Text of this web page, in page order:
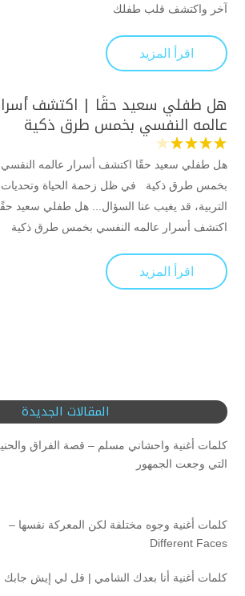
آخر واكتشف قلب طفلك
اقرأ المزيد
هل طفلي سعيد حقًا | اكتشف
عالمه النفسي بخمس طرق ذكية
هل طفلي سعيد حقًا اكتشف أسرار عالمه النفسي
بخمس طرق ذكية في ظل زحمة الحياة وتحديات
التربية، قد يغيب عنا السؤال... هل طفلي سعيد
اكتشف أسرار عالمه النفسي بخمس طرق ذكية
اقرأ المزيد
المقالات الجديدة
كلمات أغنية واحشاني مسلم – قصة الفراق
التي وجعت الجمهور
كلمات أغنية وجوه مختلفة لكن المعركة نفسها –
Different Faces
كلمات أغنية أنا بعدك الشامي | قل لي إيش جابك